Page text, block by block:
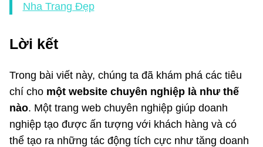
Nha Trang Đẹp
Lời kết
Trong bài viết này, chúng ta đã khám phá các tiêu
chí cho một website chuyên nghiệp là như thế
nào. Một trang web chuyên nghiệp giúp doanh
nghiệp tạo được ấn tượng với khách hàng và có
thể tạo ra những tác động tích cực như tăng doanh